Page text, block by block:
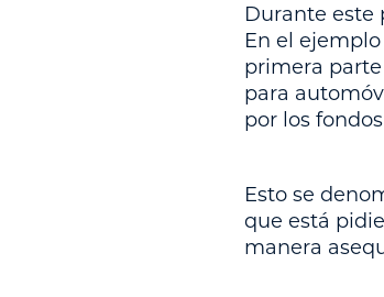
Durante este
En el
primera
para
por los
Esto se
que está
manera